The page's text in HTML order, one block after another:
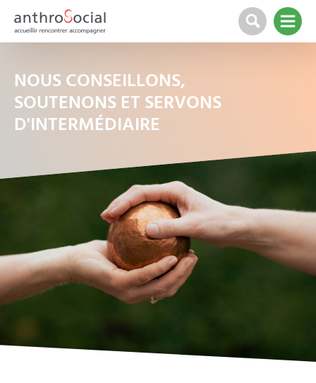
NOUS CONSEILLONS,
SOUTENONS ET SERVONS
D'INTERMÉDIAIRE